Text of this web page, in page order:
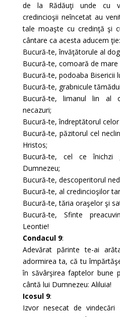
de la Rădăuţi unde cu
credincioşii neîncetat au
tale moaşte cu credinţă şi
cântare ca acesta aducem ţie:
Bucură-te, învăţătorule al
Bucură-te, comoară de
Bucură-te, podoaba Bisericii
Bucură-te, grabnicule
Bucură-te, limanul lin al
necazuri;
Bucură-te, îndreptătorul celor
Bucură-te, păzitorul cel
Hristos;
Bucură-te, cel ce înichzi
Dumnezeu;
Bucură-te, descoperitorul
Bucură-te, al credincioşilor
Bucură-te, tăria oraşelor şi
Bucură-te, Sfinte
Leontie!
Condacul 9:
Adevărat părinte te-ai
adormirea ta, că tu
în săvârşirea faptelor bune
cântă lui Dumnezeu: Aliluia!
Icosul 9:
Izvor nesecat de